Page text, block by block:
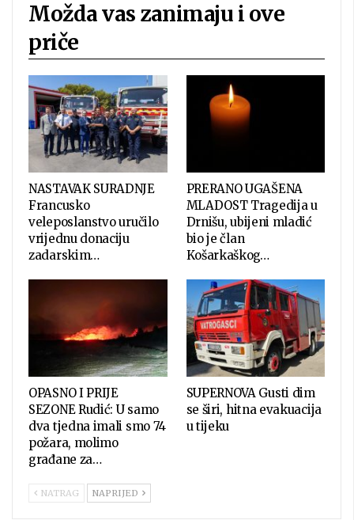
Možda vas zanimaju i ove
priče
NASTAVAK SURADNJE
Francusko
veleposlanstvo uručilo
vrijednu donaciju
zadarskim…
PRERANO UGAŠENA
MLADOST Tragedija u
Drnišu, ubijeni mladić
bio je član
Košarkaškog…
OPASNO I PRIJE
SEZONE Rudić: U samo
dva tjedna imali smo 74
požara, molimo
građane za…
SUPERNOVA Gusti dim
se širi, hitna evakuacija
u tijeku
NATRAG NAPRIJED